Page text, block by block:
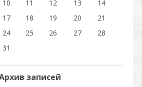
10 11 12 13
14
17 18 19 20
21
24 25 26 27
28
31
записей